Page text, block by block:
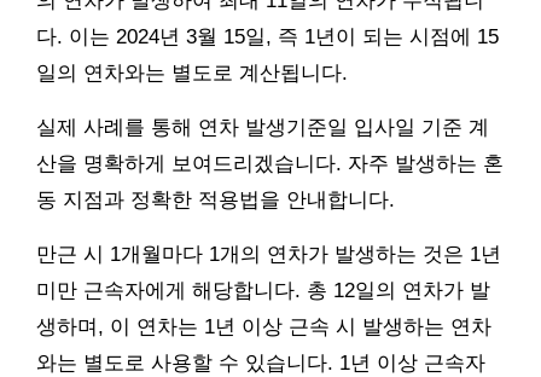
다. 이는 2024년 3월 15일, 즉 1년이 되는 시점에 15
일의 연차와는 별도로 계산됩니다.
실제 사례를 통해 연차 발생기준일 입사일 기준 계
산을 명확하게 보여드리겠습니다. 자주 발생하는 혼
동 지점과 정확한 적용법을 안내합니다.
만근 시 1개월마다 1개의 연차가 발생하는 것은 1년
미만 근속자에게 해당합니다. 총 12일의 연차가 발
생하며, 이 연차는 1년 이상 근속 시 발생하는 연차
와는 별도로 사용할 수 있습니다. 1년 이상 근속자